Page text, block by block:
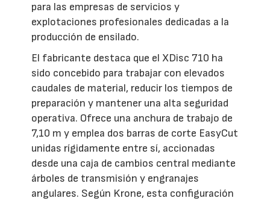
para las empresas de servicios y
explotaciones profesionales dedicadas a la
producción de ensilado.
El fabricante destaca que el XDisc 710 ha
sido concebido para trabajar con elevados
caudales de material, reducir los tiempos de
preparación y mantener una alta seguridad
operativa. Ofrece una anchura de trabajo de
7,10 m y emplea dos barras de corte EasyCut
unidas rígidamente entre sí, accionadas
desde una caja de cambios central mediante
árboles de transmisión y engranajes
angulares. Según Krone, esta configuración